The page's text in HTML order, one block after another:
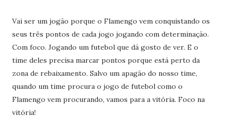
Vai ser um jogão porque o Flamengo vem conquistando os
seus três pontos de cada jogo jogando com determinação.
Com foco. Jogando um futebol que dá gosto de ver. E o
time deles precisa marcar pontos porque está perto da
zona de rebaixamento. Salvo um apagão do nosso time,
quando um time procura o jogo de futebol como o
Flamengo vem procurando, vamos para a vitória. Foco na
vitória!